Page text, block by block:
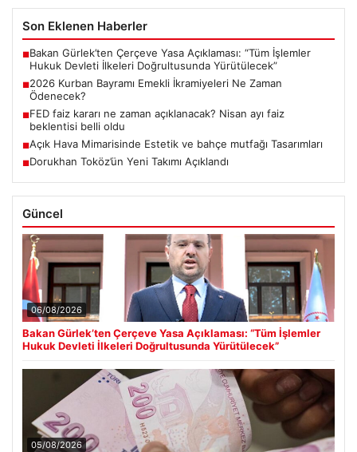
Son Eklenen Haberler
■Bakan Gürlek’ten Çerçeve Yasa Açıklaması: “Tüm İşlemler
Hukuk Devleti İlkeleri Doğrultusunda Yürütülecek”
■2026 Kurban Bayramı Emekli İkramiyeleri Ne Zaman
Ödenecek?
■FED faiz kararı ne zaman açıklanacak? Nisan ayı faiz
beklentisi belli oldu
■Açık Hava Mimarisinde Estetik ve bahçe mutfağı Tasarımları
■Dorukhan Toköz’ün Yeni Takımı Açıklandı
Güncel
06/08/2026
Bakan Gürlek’ten Çerçeve Yasa Açıklaması: “Tüm İşlemler
Hukuk Devleti İlkeleri Doğrultusunda Yürütülecek”
05/08/2026